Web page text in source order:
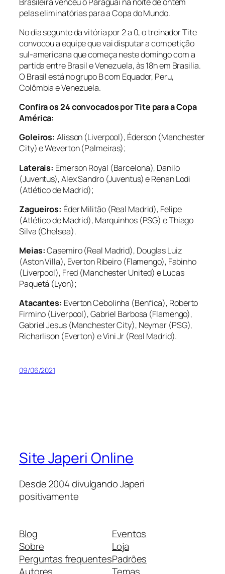
pelas eliminatórias para a Copa do Mundo.
No dia segunte da vitória por 2 a 0, o treinador Tite
convocou a equipe que vai disputar a competição
sul-americana que começa neste domingo com a
partida entre Brasil e Venezuela, às 18h em Brasilia.
O Brasil está no grupo B com Equador, Peru,
Colômbia e Venezuela.
Confira os 24 convocados por Tite para a Copa
América:
Goleiros: Alisson (Liverpool), Éderson (Manchester
City) e Weverton (Palmeiras);
Laterais: Émerson Royal (Barcelona), Danilo
(Juventus), Alex Sandro (Juventus) e Renan Lodi
(Atlético de Madrid);
Zagueiros: Éder Militão (Real Madrid), Felipe
(Atlético de Madrid), Marquinhos (PSG) e Thiago
Silva (Chelsea).
Meias:Casemiro (Real Madrid), Douglas Luiz
(Aston Villa), Everton Ribeiro (Flamengo), Fabinho
(Liverpool), Fred (Manchester United) e Lucas
Paquetá (Lyon);
Atacantes: Everton Cebolinha (Benfica), Roberto
Firmino (Liverpool), Gabriel Barbosa (Flamengo),
Gabriel Jesus (Manchester City), Neymar (PSG),
Richarlison (Everton) e Vini Jr (Real Madrid).
09/06/2021
Site Japeri Online
Desde 2004 divulgando Japeri
positivamente
Blog
Sobre
Perguntas frequentes
Eventos
Loja
Padrões